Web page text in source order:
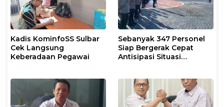
Kadis KominfoSS Sulbar
Cek Langsung
Keberadaan Pegawai
Sebanyak 347 Personel
Siap Bergerak Cepat
Antisipasi Situasi